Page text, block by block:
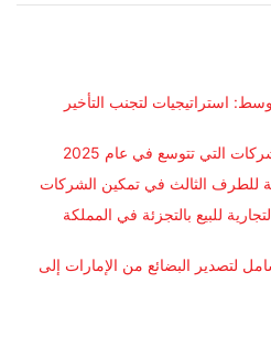
استراتيجيات لتجنب التأخير
التي تتوسع في عام 2025
للبيع بالتجزئة في المملكة
لتصدير البضائع من الإمارات إلى